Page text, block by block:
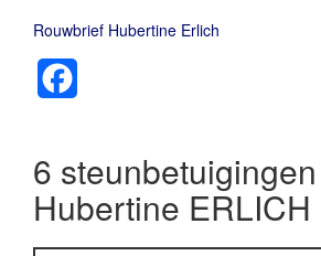
Rouwbrief Hubertine Erlich
6
Hubertine ERLICH